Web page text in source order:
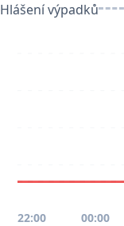
Hlášení výpadků
22:00 00:00